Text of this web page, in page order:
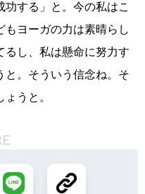
する」と。今の私はこ
もヨーガの力は素晴らし
るし、私は懸命に努力す
と。そういう信念ね。そ
うと。